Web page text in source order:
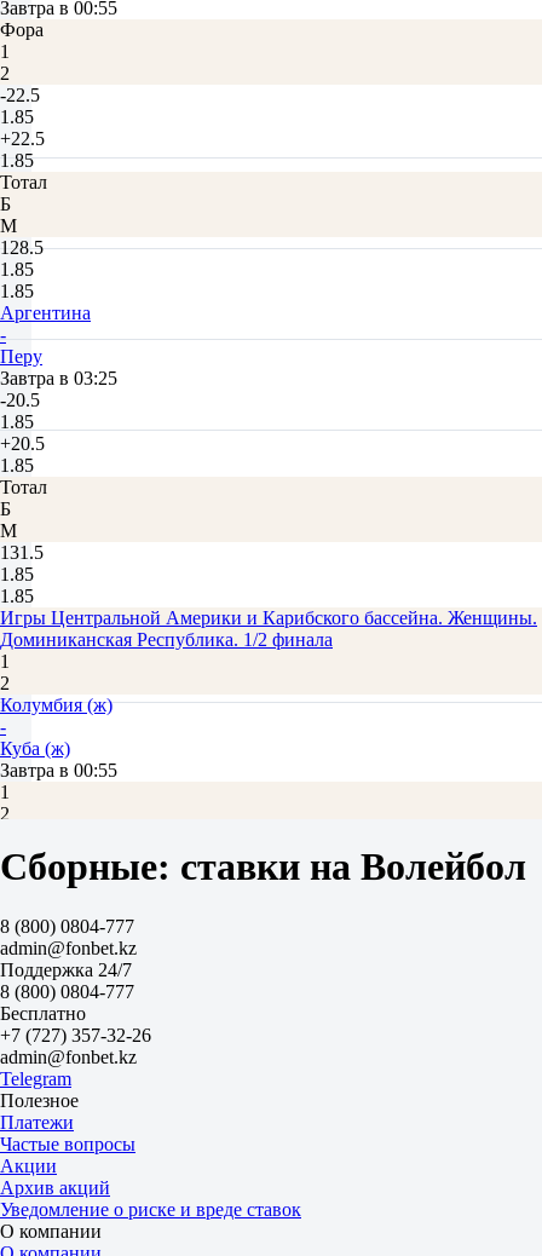
Завтра в 00:55
Фора
1
2
-22.5
1.85
+22.5
1.85
Тотал
Б
М
128.5
1.85
1.85
Аргентина
-
Перу
Завтра в 03:25
-20.5
1.85
+20.5
1.85
Тотал
Б
М
131.5
1.85
1.85
Игры Центральной Америки и Карибского бассейна. Женщины.
Доминиканская Республика. 1/2 финала
1
2
Колумбия (ж)
-
Куба (ж)
Завтра в 00:55
1
2
3.85
-13.5
+13.5
1.80
Тотал
Б
М
172.5
1.83
1.87
Доминиканская Республика (ж)
-
Пуэрто-Рико (ж)
Завтра в 02:55
1.06
6.80
Фора
1
Сборные: ставки на Волейбол
8 (800) 0804-777
admin@fonbet.kz
Поддержка 24/7
8 (800) 0804-777
Бесплатно
+7 (727) 357-32-26
admin@fonbet.kz
Telegram
Полезное
Платежи
Частые вопросы
Акции
Архив акций
Уведомление о риске и вреде ставок
О компании